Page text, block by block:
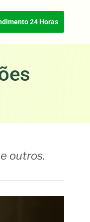
24 Horas
outros.